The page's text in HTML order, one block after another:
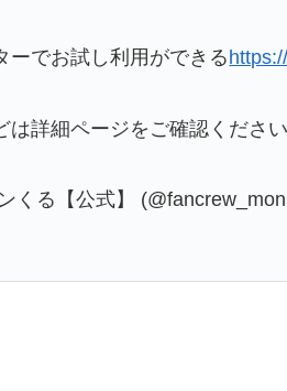
ーでお試し利用ができる
は詳細ページをご確認くださ
くる【公式】